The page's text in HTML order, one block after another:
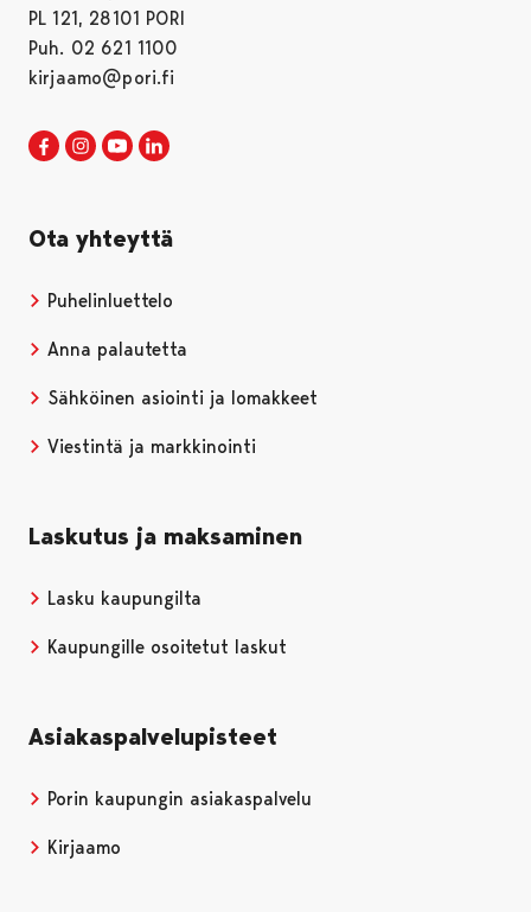
PL 121, 28101 PORI
Puh. 02 621 1100
kirjaamo@pori.fi
Porin kaupunki Facebookissa
Avautuu uudessa välilehdessä
Porin kaupunki Instagramissa
Avautuu uudessa välilehdessä
Porin kaupunki Youtubessa
Avautuu uudessa välilehdessä
Ota yhteyttä
Puhelinluettelo
Anna palautetta
Sähköinen asiointi ja lomakkeet
Viestintä ja markkinointi
Laskutus ja maksaminen
Lasku kaupungilta
Kaupungille osoitetut laskut
Asiakaspalvelupisteet
Porin kaupungin asiakaspalvelu
Kirjaamo